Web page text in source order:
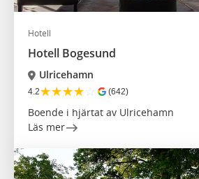
Hotell
Hotell Bogesund
Ulricehamn
4.2★★★★☆ (642)
Boende i hjärtat av Ulricehamn
Läs mer